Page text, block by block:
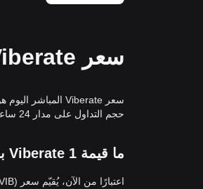
سعر Viberate الحالي اليوم بعملة USD
حجم التداول على مدار 24 ساعة هو 0.00$. يتم تحديث معدل التحويلVIB/USD(ViberateإلىUSD) في الوقت الفعلي.
ما قيمة 1 Viberate بعملة United States Dollar؟